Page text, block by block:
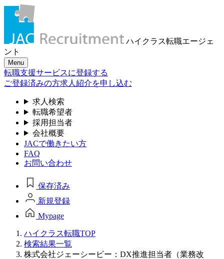
ハイクラス転職エージェ
ント
Menu
転職支援サービスに登録する
ご登録済みの方求人紹介を申し込む
求人検索
転職希望者
採用担当者
会社概要
JACで働きたい方
FAQ
お問い合わせ
保存済み
新規登録
Mypage
ハイクラス転職TOP
検索結果一覧
株式会社ジェーシービー：DX推進担当者（業務改